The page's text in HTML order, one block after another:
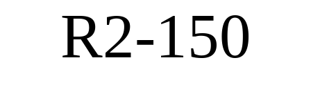
R2-150